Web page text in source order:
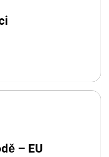
– EU